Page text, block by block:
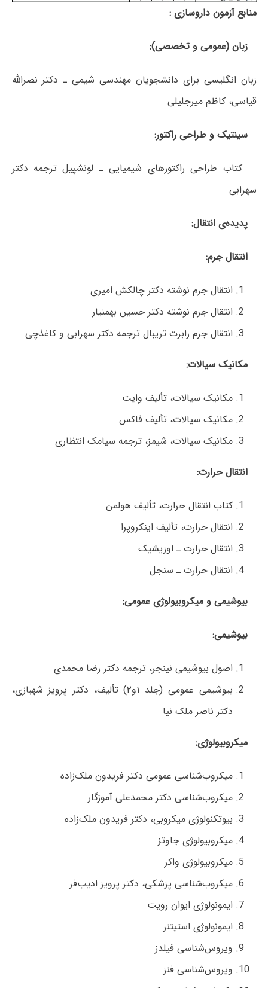
منابع آزمون داروسازی :
زبان (عمومی و تخصصی):
زبان انگلیسی برای دانشجویان مهندسی شیمی ـ دکتر نصرالله
قیاسی، کاظم میرجلیلی
سینتیک و طراحی راکتور:
کتاب طراحی راکتورهای شیمیایی ـ لونشپیل ترجمه دکتر
سهرابی
پدیده‌ی انتقال:
انتقال جرم:
انتقال جرم نوشته دکتر چالکش امیری
انتقال جرم نوشته دکتر حسین بهمنیار
انتقال جرم رابرت تریبال ترجمه دکتر سهرابی و کاغذچی
مکانیک سیالات:
مکانیک سیالات، تألیف وایت
مکانیک سیالات، تألیف فاکس
مکانیک سیالات، شیمز، ترجمه سیامک انتظاری
انتقال حرارت:
کتاب انتقال حرارت، تألیف هولمن
انتقال حرارت، تألیف اینکروپرا
انتقال حرارت ـ اوزیشیک
انتقال حرارت ـ سنجل
بیوشیمی و میکروبیولوژی عمومی:
بیوشیمی:
اصول بیوشیمی نینجر، ترجمه دکتر رضا محمدی
بیوشیمی عمومی (جلد ۱و۲) تألیف، دکتر پرویز شهبازی،
دکتر ناصر ملک نیا
میکروبیولوژی:
میکروب‌شناسی عمومی دکتر فریدون ملک‌زاده
میکروب‌شناسی دکتر محمدعلی آموزگار
بیوتکنولوژی میکروبی، دکتر فریدون ملک‌زاده
میکروبیولوژی جاوتز
میکروبیولوژی واکر
میکروب‌شناسی پزشکی، دکتر پرویز ادیب‌فر
ایمونولوژی ایوان رویت
ایمونولوژی استیتنر
ویروس‌شناسی فیلدز
ویروس‌شناسی فنز